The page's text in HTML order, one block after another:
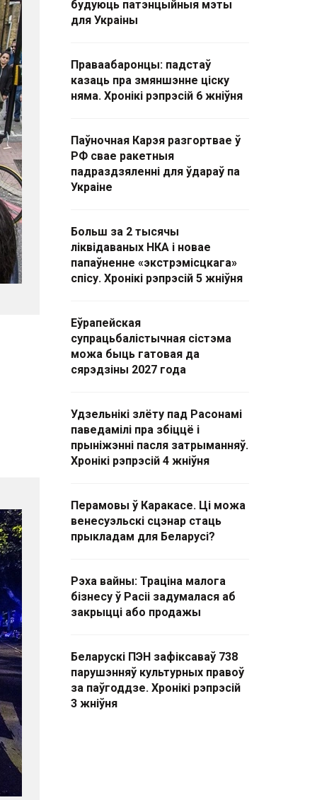
будуюць патэнцыйныя мэты
для Украіны
Праваабаронцы: падстаў
казаць пра змяншэнне ціску
няма. Хронікі рэпрэсій 6 жніўня
Паўночная Карэя разгортвае ў
РФ свае ракетныя
падраздзяленні для ўдараў па
Украіне
Больш за 2 тысячы
ліквідаваных НКА і новае
папаўненне «экстрэмісцкага»
спісу. Хронікі рэпрэсій 5 жніўня
Еўрапейская
супрацьбалістычная сістэма
можа быць гатовая да
сярэдзіны 2027 года
Удзельнікі злёту пад Расонамі
паведамілі пра збіццё і
прыніжэнні пасля затрыманняў.
Хронікі рэпрэсій 4 жніўня
Перамовы ў Каракасе. Ці можа
венесуэльскі сцэнар стаць
прыкладам для Беларусі?
Рэха вайны: Траціна малога
бізнесу ў Расіі задумалася аб
закрыцці або продажы
Беларускі ПЭН зафіксаваў 738
парушэнняў культурных правоў
за паўгоддзе. Хронікі рэпрэсій
3 жніўня